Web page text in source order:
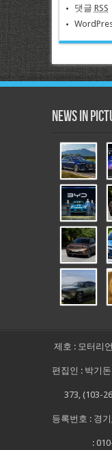
댓글 RSS
News in
제호 : 모터리
편집인 : 박기
373, (103-
등록번호 : 경
: